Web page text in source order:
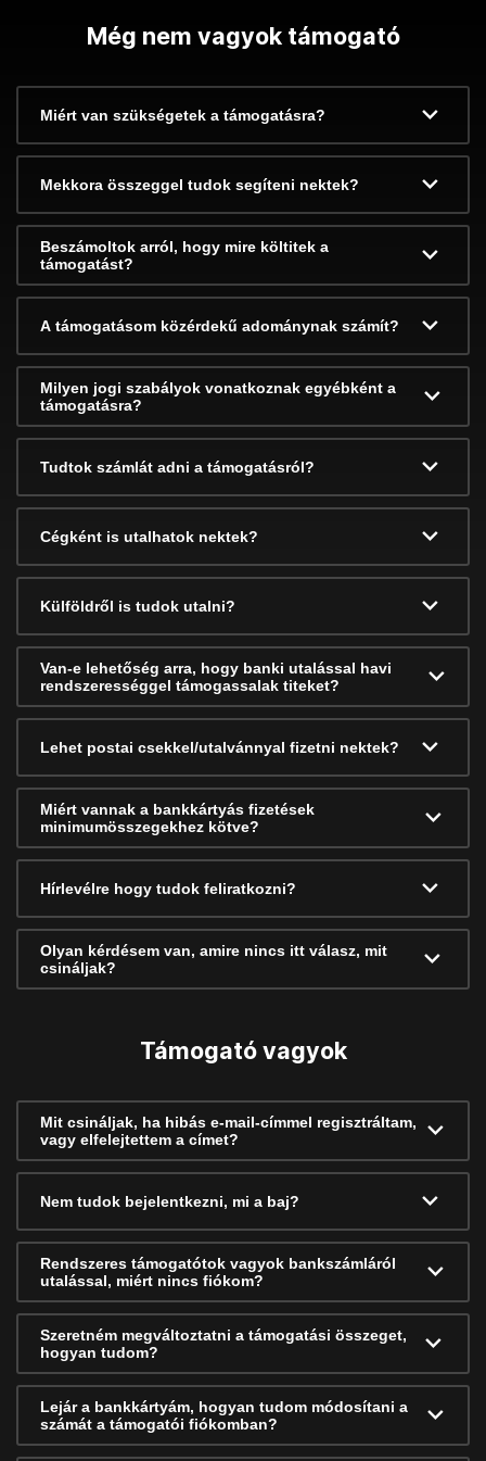
Még nem vagyok támogató
Miért van szükségetek a támogatásra?
Mekkora összeggel tudok segíteni nektek?
Beszámoltok arról, hogy mire költitek a
támogatást?
A támogatásom közérdekű adománynak számít?
Milyen jogi szabályok vonatkoznak egyébként a
támogatásra?
Tudtok számlát adni a támogatásról?
Cégként is utalhatok nektek?
Külföldről is tudok utalni?
Van-e lehetőség arra, hogy banki utalással havi
rendszerességgel támogassalak titeket?
Lehet postai csekkel/utalvánnyal fizetni nektek?
Miért vannak a bankkártyás fizetések
minimumösszegekhez kötve?
Hírlevélre hogy tudok feliratkozni?
Olyan kérdésem van, amire nincs itt válasz, mit
csináljak?
Támogató vagyok
Mit csináljak, ha hibás e-mail-címmel regisztráltam,
vagy elfelejtettem a címet?
Nem tudok bejelentkezni, mi a baj?
Rendszeres támogatótok vagyok bankszámláról
utalással, miért nincs fiókom?
Szeretném megváltoztatni a támogatási összeget,
hogyan tudom?
Lejár a bankkártyám, hogyan tudom módosítani a
számát a támogatói fiókomban?